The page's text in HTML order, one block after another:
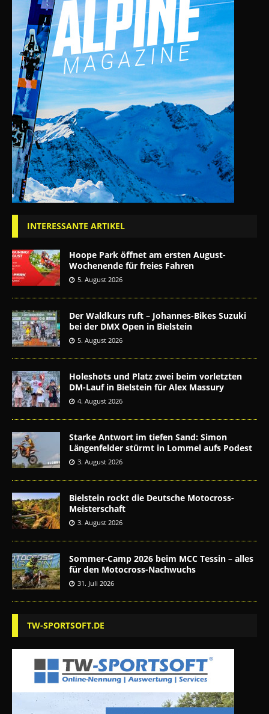
INTERESSANTE ARTIKEL
Hoope Park öffnet am ersten August-
Wochenende für freies Fahren
5. August 2026
Der Waldkurs ruft – Johannes-Bikes Suzuki
bei der DMX Open in Bielstein
5. August 2026
Holeshots und Platz zwei beim vorletzten
DM-Lauf in Bielstein für Alex Massury
4. August 2026
Starke Antwort im tiefen Sand: Simon
Längenfelder stürmt in Lommel aufs Podest
3. August 2026
Bielstein rockt die Deutsche Motocross-
Meisterschaft
3. August 2026
Sommer-Camp 2026 beim MCC Tessin – alles
für den Motocross-Nachwuchs
31. Juli 2026
TW-SPORTSOFT.DE